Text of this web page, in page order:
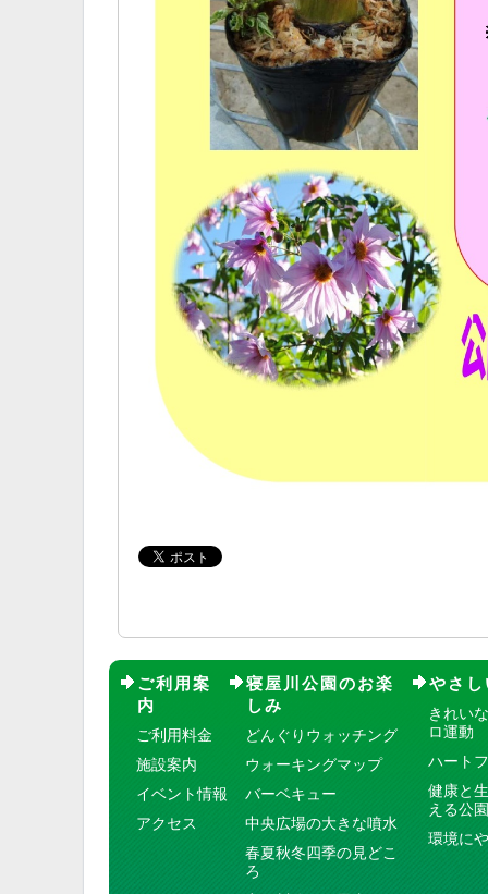
ご利用案
内
ご利用料金
施設案内
イベント情報
アクセス
寝屋川公園のお楽
しみ
どんぐりウォッチング
ウォーキングマップ
バーベキュー
中央広場の大きな噴水
春夏秋冬四季の見どこ
ろ
やさ
きれい
ロ運動
ハート
健康と
える公園
環境に